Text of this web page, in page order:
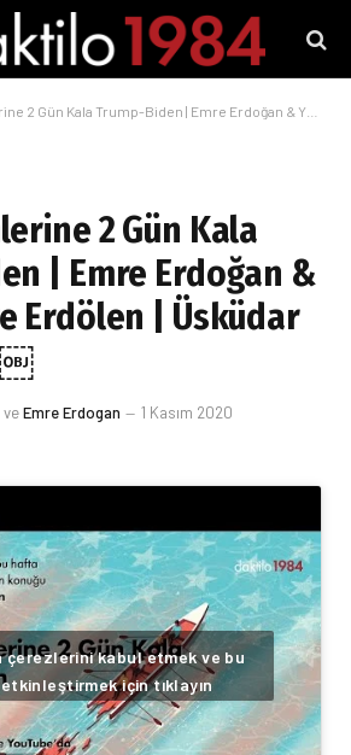
Kala Trump-Biden | Emre Erdoğan & Yunus Emre Erdölen | Üsküdar Motoru #2￼
2 Gün Kala
| Emre Erdoğan &
Erdölen | Üsküdar
veEmre Erdogan
1 Kasım 2020
çerezlerini kabul etmek ve bu
için tıklayın